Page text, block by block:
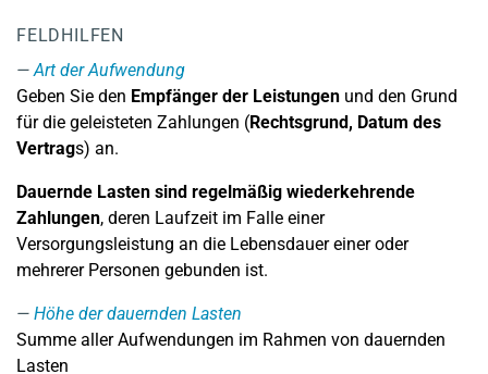
FELDHILFEN
Art der Aufwendung
Geben Sie den Empfänger der Leistungen und den Grund
für die geleisteten Zahlungen (Rechtsgrund, Datum des
Vertrags) an.
Dauernde Lasten sind regelmäßig wiederkehrende
Zahlungen, deren Laufzeit im Falle einer
Versorgungsleistung an die Lebensdauer einer oder
mehrerer Personen gebunden ist.
Höhe der dauernden Lasten
Summe aller Aufwendungen im Rahmen von dauernden
Lasten